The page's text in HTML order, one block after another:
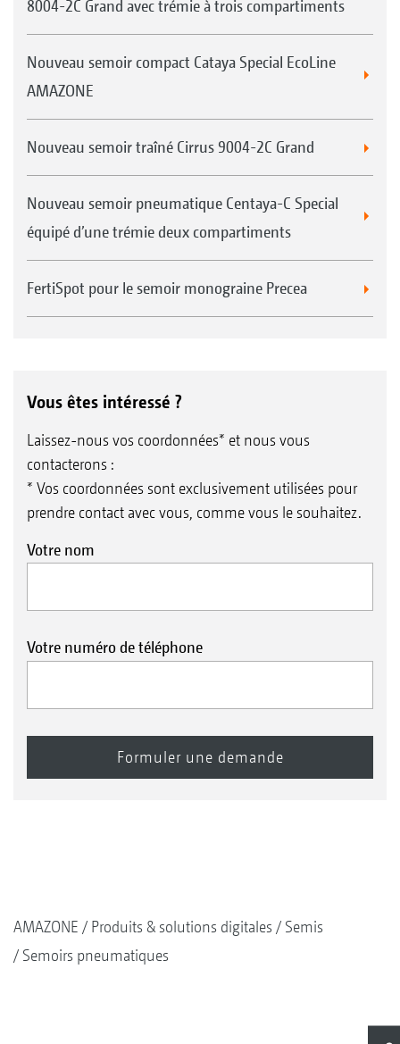
8004-2C Grand avec trémie à trois compartiments
Nouveau semoir compact Cataya Special EcoLine
AMAZONE
Nouveau semoir traîné Cirrus 9004-2C Grand
Nouveau semoir pneumatique Centaya-C Special
équipé d’une trémie deux compartiments
FertiSpot pour le semoir monograine Precea
Vous êtes intéressé ?
Laissez-nous vos coordonnées* et nous vous
contacterons :
* Vos coordonnées sont exclusivement utilisées pour
prendre contact avec vous, comme vous le souhaitez.
Votre nom
Votre numéro de téléphone
AMAZONE Produits & solutions digitales
Semis
Semoirs pneumatiques